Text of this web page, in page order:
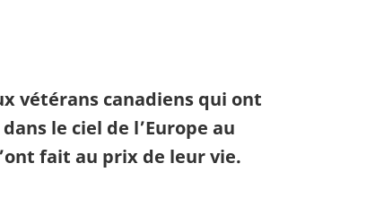
vétérans canadiens qui ont
le ciel de l’Europe au
fait au prix de leur vie.